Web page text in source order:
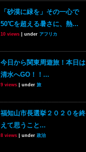
「砂漠に緑を」その一心で
50℃を超える暑さに、熱...
10 views under アフリカ
今日から関東周遊旅！本日は
清水へGO！！...
9 views under 旅
福知山市長選挙２０２０を終
えて思うこと...
8 views under 政治